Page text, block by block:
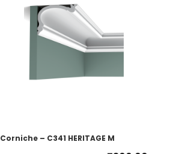
Corniche – C341 HERITAGE M